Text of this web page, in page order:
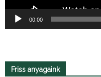
00:00
Friss anyagaink